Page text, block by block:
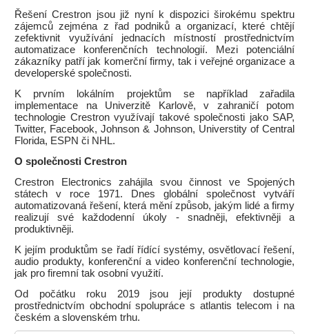
Řešení Crestron jsou již nyní k dispozici širokému spektru
zájemců zejména z řad podniků a organizací, které chtějí
zefektivnit využívání jednacích místností prostřednictvím
automatizace konferenčních technologií. Mezi potenciální
zákazníky patří jak komerční firmy, tak i veřejné organizace a
developerské společnosti.
K prvním lokálním projektům se například zařadila
implementace na Univerzitě Karlově, v zahraničí potom
technologie Crestron využívají takové společnosti jako SAP,
Twitter, Facebook, Johnson & Johnson, Universtity of Central
Florida, ESPN či NHL.
O společnosti Crestron
Crestron Electronics zahájila svou činnost ve Spojených
státech v roce 1971. Dnes globální společnost vytváří
automatizovaná řešení, která mění způsob, jakým lidé a firmy
realizují své každodenní úkoly - snadněji, efektivněji a
produktivněji.
K jejím produktům se řadí řídící systémy, osvětlovací řešení,
audio produkty, konferenční a video konferenční technologie,
jak pro firemní tak osobní využití.
Od počátku roku 2019 jsou její produkty dostupné
prostřednictvím obchodní spolupráce s atlantis telecom i na
českém a slovenském trhu.